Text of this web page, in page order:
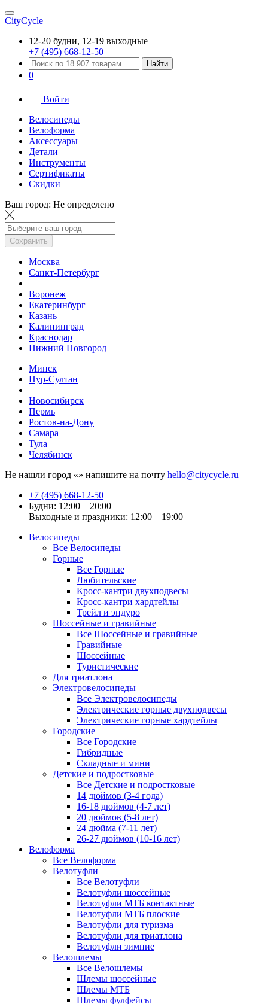
CityCycle
12-20 будни, 12-19 выходные
+7 (495) 668-12-50
Найти
0
Войти
Велосипеды
Велоформа
Аксессуары
Детали
Инструменты
Сертификаты
Скидки
Ваш город: Не определено
Сохранить
Москва
Санкт-Петербург
Воронеж
Екатеринбург
Казань
Калининград
Краснодар
Нижний Новгород
Минск
Нур-Султан
Новосибирск
Пермь
Ростов-на-Дону
Самара
Тула
Челябинск
Не нашли город «» напишите на почту hello@citycycle.ru
+7 (495) 668-12-50
Будни: 12:00 – 20:00
Выходные и праздники: 12:00 – 19:00
Велосипеды
Все Велосипеды
Горные
Все Горные
Любительские
Кросс-кантри двухподвесы
Кросс-кантри хардтейлы
Трейл и эндуро
Шоссейные и гравийные
Все Шоссейные и гравийные
Гравийные
Шоссейные
Туристические
Для триатлона
Электровелосипеды
Все Электровелосипеды
Электрические горные двухподвесы
Электрические горные хардтейлы
Городские
Все Городские
Гибридные
Складные и мини
Детские и подростковые
Все Детские и подростковые
14 дюймов (3-4 года)
16-18 дюймов (4-7 лет)
20 дюймов (5-8 лет)
24 дюйма (7-11 лет)
26-27 дюймов (10-16 лет)
Велоформа
Все Велоформа
Велотуфли
Все Велотуфли
Велотуфли шоссейные
Велотуфли МТБ контактные
Велотуфли МТБ плоские
Велотуфли для туризма
Велотуфли для триатлона
Велотуфли зимние
Велошлемы
Все Велошлемы
Шлемы шоссейные
Шлемы МТБ
Шлемы фулфейсы